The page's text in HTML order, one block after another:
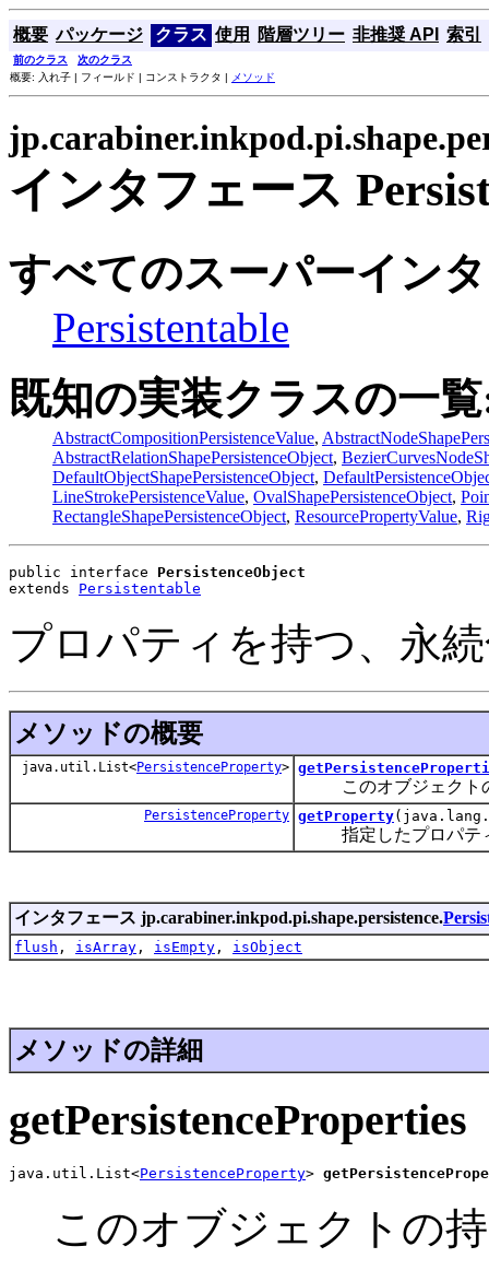
概要 パッケージ クラス 使用 階層ツリー 非推奨 API 索引
前のクラス
次のクラス
概要: 入れ子 | フィールド | コンストラクタ |
メソッド
インタフェース
すべてのスーパーイン
Persistentable
既知の実装クラスの一
AbstractCompositionPersistenceValue,
AbstractRelationShapePersistenceObject,
DefaultObjectShapePersistenceObject,
LineStrokePersistenceValue, OvalShapePersistenceObject,
RectangleShapePersistenceObject, ResourcePropertyValue,
public interface PersistenceObject
extends Persistentable
プロパティを持つ、永
メソッドの概要
java.util.List<PersistenceProperty>
このオブジェクトの
PersistenceProperty getProperty
指定したプロパティ
インタフェース jp.carabiner.inkpod.pi.shape.persistence.
flush , isArray , isEmpty , isObject
メソッドの詳細
getPersistenceProperties
java.util.List<PersistenceProperty>
このオブジェクトの